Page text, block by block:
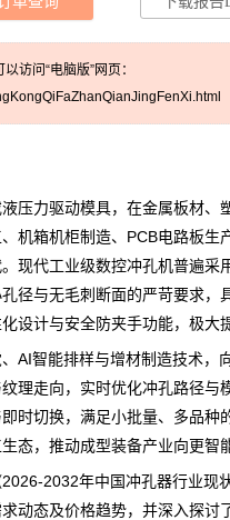
访问“电脑版”网页：
力驱动模具，在金属板材、
机箱机柜制造、PCB电路板
现代工业级数控冲孔机普遍
径与无毛刺断面的严苛要求
设计与安全防夹手功能，极大
智能排样与增材制造技术，
理走向，实时优化冲孔路径
时切换，满足小批量、多品
态，推动成型装备产业向更智
2026-2032年中国冲孔器行业现
动态及价格趋势，并深入探